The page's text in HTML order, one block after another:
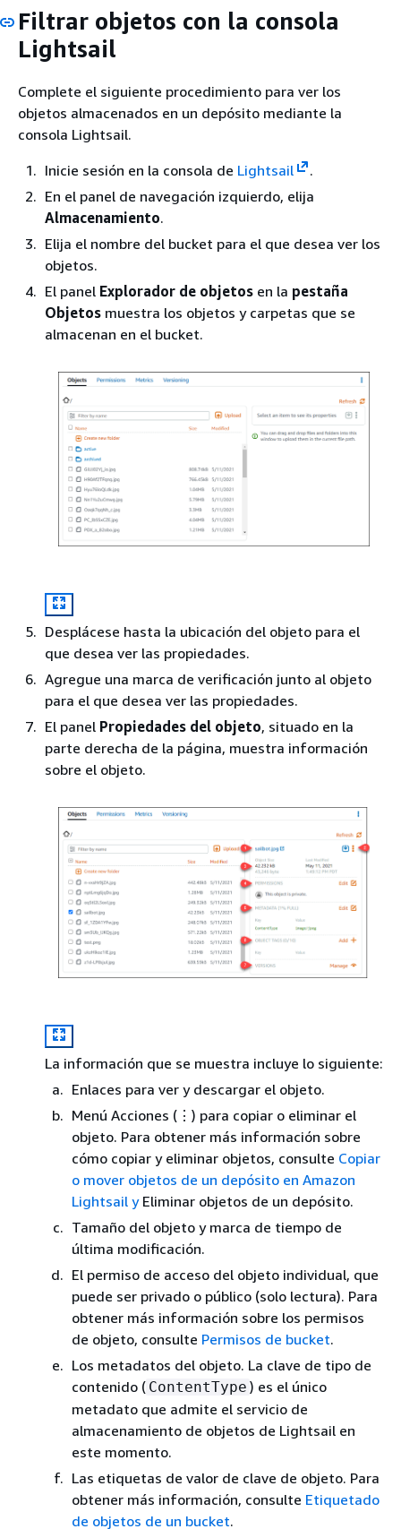
Filtrar objetos con la consola
Lightsail
Complete el siguiente procedimiento para ver los
objetos almacenados en un depósito mediante la
consola Lightsail.
Inicie sesión en la consola de Lightsail
.
En el panel de navegación izquierdo, elija
Almacenamiento.
Elija el nombre del bucket para el que desea ver los
objetos.
El panel Explorador de objetos en la pestaña
Objetos muestra los objetos y carpetas que se
almacenan en el bucket.
Desplácese hasta la ubicación del objeto para el
que desea ver las propiedades.
Agregue una marca de verificación junto al objeto
para el que desea ver las propiedades.
El panel Propiedades del objeto, situado en la
parte derecha de la página, muestra información
sobre el objeto.
La información que se muestra incluye lo siguiente:
Enlaces para ver y descargar el objeto.
Menú Acciones (⋮) para copiar o eliminar el
objeto. Para obtener más información sobre
cómo copiar y eliminar objetos, consulte Copiar
o mover objetos de un depósito en Amazon
Lightsail yEliminar objetos de un depósito.
Tamaño del objeto y marca de tiempo de
última modificación.
El permiso de acceso del objeto individual, que
puede ser privado o público (solo lectura). Para
obtener más información sobre los permisos
de objeto, consulte Permisos de bucket.
Los metadatos del objeto. La clave de tipo de
contenido ( ContentType ) es el único
metadato que admite el servicio de
almacenamiento de objetos de Lightsail en
este momento.
Las etiquetas de valor de clave de objeto. Para
obtener más información, consulte Etiquetado
de objetos de un bucket.